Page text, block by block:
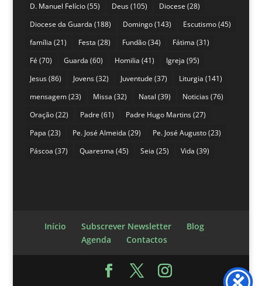
D. Manuel Felício(55) Deus(105) Diocese (28)
Diocese da Guarda (188) Domingo(143) Escutismo(45)
família (21) Festa (28) Fundão(34) Fátima (31)
Fé (70) Guarda (60) Homilia (41) Igreja (95)
Jesus(86) Jovens(32) Juventude (37) Liturgia (141)
mensagem(23) Missa (32) Natal (39) Noticias(76)
Oração(22) Padre (61) Padre Hugo Martins(27)
Papa (23) Pe. José Almeida (29) Pe. José Augusto(23)
Páscoa (37) Quaresma (45) Seia (25) Vida (39)
Início Subscrever Newsletter
Blog
Agenda
Contactos